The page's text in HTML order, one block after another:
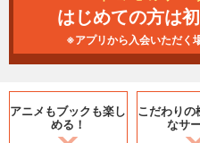
はじめての方は
※アプリから入会いただく
アニメもブックも楽し
める！
こだわりの
なサ